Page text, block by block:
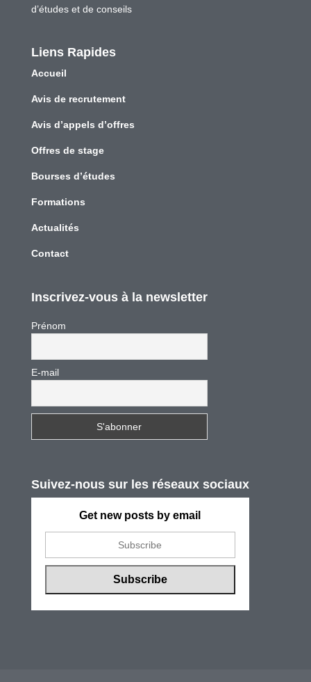
d’études et de conseils
Liens Rapides
Accueil
Avis de recrutement
Avis d’appels d’offres
Offres de stage
Bourses d’études
Formations
Actualités
Contact
Inscrivez-vous à la newsletter
Prénom
E-mail
Suivez-nous sur les réseaux sociaux
Get new posts by email